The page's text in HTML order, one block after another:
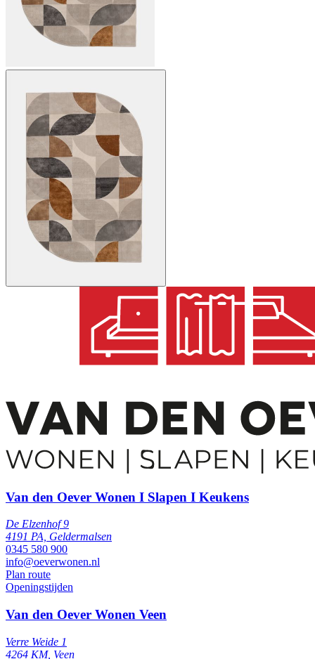
Van den Oever Wonen I Slapen I Keukens
De Elzenhof 9
4191 PA, Geldermalsen
0345 580 900
info@oeverwonen.nl
Plan route
Openingstijden
Van den Oever Wonen Veen
Verre Weide 1
4264 KM, Veen